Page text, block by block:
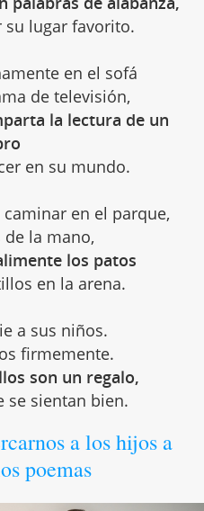
su lugar favorito.
en el sofá
de televisión,
la lectura de un
en su mundo.
en el parque,
de la mano,
los patos
en la arena.
a sus niños.
firmemente.
son un regalo,
se sientan bien.
a los hijos a
poemas